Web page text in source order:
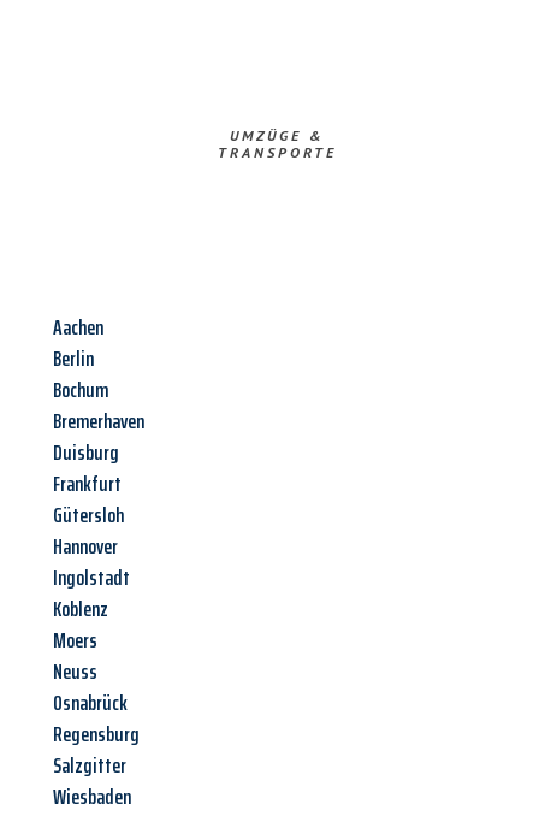
UMZÜGE &
TRANSPORTE
Aachen
Berlin
Bochum
Bremerhaven
Duisburg
Frankfurt
Gütersloh
Hannover
Ingolstadt
Koblenz
Moers
Neuss
Osnabrück
Regensburg
Salzgitter
Wiesbaden